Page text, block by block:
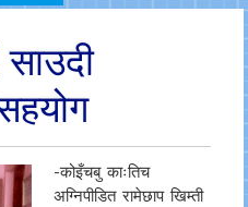
-कोइँचबु काःतिच
अग्निपीडित रामेछाप खिम्ती